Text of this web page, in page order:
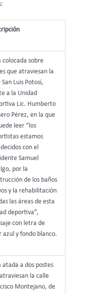
colocada sobre
que atraviesan la
San Luis Potosí,
a la Unidad
Lic. Humberto
Pérez, en la que
leer “los
estamos
con el
Samuel
por la
de los baños
y la rehabilitación
las áreas de esta
deportiva”,
con letra de
azul y fondo blanco.
atada a dos postes
la calle
Montejano, de